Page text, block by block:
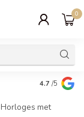
0
Wij
cadeau
4.7 /5
Horloges met